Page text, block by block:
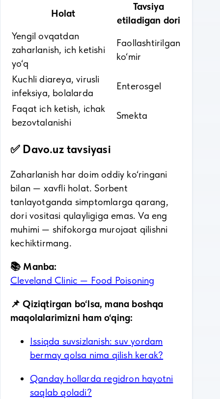
Holat
Tavsiya
etiladigan dori
Yengil ovqatdan
zaharlanish, ich ketishi
yo‘q
Faollashtirilgan
ko‘mir
Kuchli diareya, virusli
infeksiya, bolalarda
Enterosgel
Faqat ich ketish, ichak
bezovtalanishi
Smekta
✅ Davo.uz tavsiyasi
Zaharlanish har doim oddiy ko‘ringani
bilan — xavfli holat. Sorbent
tanlayotganda simptomlarga qarang,
dori vositasi qulayligiga emas. Va eng
muhimi — shifokorga murojaat qilishni
kechiktirmang.
📚 Manba:
Cleveland Clinic — Food Poisoning
📌 Qiziqtirgan bo‘lsa, mana boshqa
maqolalarimizni ham o‘qing:
Issiqda suvsizlanish: suv yordam
bermay qolsa nima qilish kerak?
Qanday hollarda regidron hayotni
saqlab qoladi?